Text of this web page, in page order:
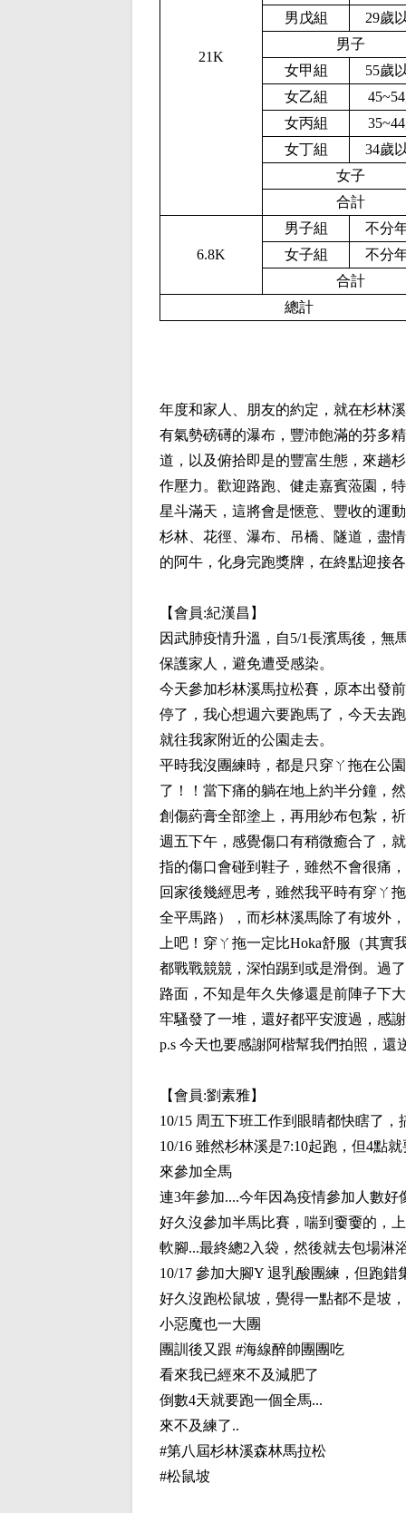
21K
男戊組
29歲
男子
女甲組
55歲
女乙組
女丙組
女丁組
34歲
女子
合計
6.8K
男子組
不分
女子組
不分
合計
總計
年度和家人、朋友的約定，就在杉林
有氣勢磅礡的瀑布，豐沛飽滿的芬多
道，以及俯拾即是的豐富生態，來趟
作壓力。歡迎路跑、健走嘉賓蒞園，
星斗滿天，這將會是愜意、豐收的運
杉林、花徑、瀑布、吊橋、隧道，盡
的阿牛，化身完跑獎牌，在終點迎接
【會員:紀漢昌 】
因武肺疫情升溫，自5/1長濱馬後，無
保護家人，避免遭受感染。
今天參加杉林溪馬拉松賽，原本出發
停了，我心想週六要跑馬了，今天去
就往我家附近的公園走去。
平時我沒團練時，都是只穿ㄚ拖在公
了！！當下痛的躺在地上約半分鐘，
創傷葯膏全部塗上，再用紗布包紮，
週五下午，感覺傷口有稍微癒合了，
指的傷口會碰到鞋子，雖然不會很痛
回家後幾經思考，雖然我平時有穿ㄚ
全平馬路），而杉林溪馬除了有坡外
上吧！穿ㄚ拖一定比Hoka舒服（其
都戰戰競競，深怕踢到或是滑倒。過
路面，不知是年久失修還是前陣子下
牢騷發了一堆，還好都平安渡過，感
p.s 今天也要感謝阿楷幫我們拍照，還
【會員:劉素雅】
10/15 周五下班工作到眼睛都快瞎了
10/16 雖然杉林溪是7:10起跑，但4點
來參加全馬
連3年參加....今年因為疫情參加人數
好久沒參加半馬比賽，喘到嫑嫑的，
軟腳...最終總2入袋，然後就去包場淋
10/17 參加大腳Y 退乳酸團練，但跑
好久沒跑松鼠坡，覺得一點都不是坡
小惡魔也一大團
團訓後又跟 #海線醉帥團團吃
看來我已經來不及減肥了
倒數4天就要跑一個全馬...
來不及練了..
#第八屆杉林溪森林馬拉松
#松鼠坡